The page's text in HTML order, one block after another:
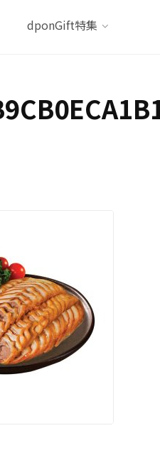
dponGift特集